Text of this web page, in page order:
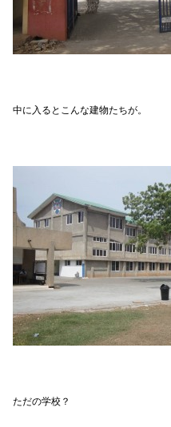
中に入るとこんな建物たちが。
ただの学校？